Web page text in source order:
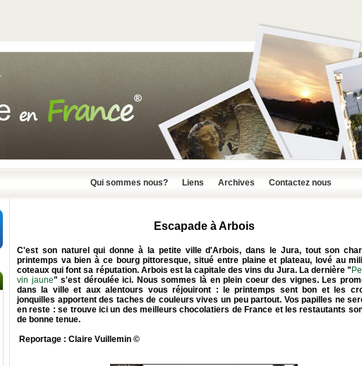
Qui sommes nous? Liens Archives Contactez nous
Escapade à Arbois
C'est son naturel qui donne à la petite ville d'Arbois, dans le Jura, tout son
printemps va bien à ce bourg pittoresque, situé entre plaine et plateau, lové au
coteaux qui font sa réputation. Arbois est la capitale des vins du Jura. La dernière "
vin jaune" s'est déroulée ici. Nous sommes là en plein coeur des vignes. Les
dans la ville et aux alentours vous réjouiront : le printemps sent bon et les
jonquilles apportent des taches de couleurs vives un peu partout. Vos papilles ne
en reste : se trouve ici un des meilleurs chocolatiers de France et les restautants
de bonne tenue.
Reportage : Claire Vuillemin ©